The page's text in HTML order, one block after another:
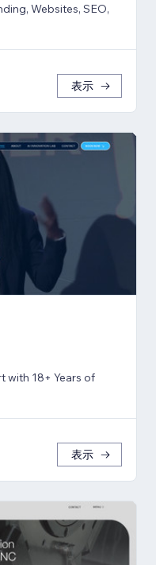
Websites, SEO,
表示
with 18+ Years of
表示